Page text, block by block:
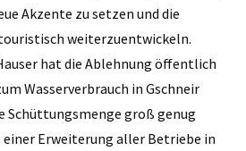
Akzente zu setzen und die
weiterzuentwickeln.
hat die Ablehnung öffentlich
Wasserverbrauch in Gschneir
Schüttungsmenge groß genug
einer Erweiterung aller Betriebe in